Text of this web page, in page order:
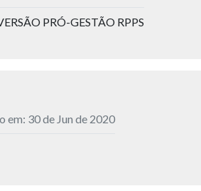
PRÓ-GESTÃO RPPS
em: 30 de Jun de 2020